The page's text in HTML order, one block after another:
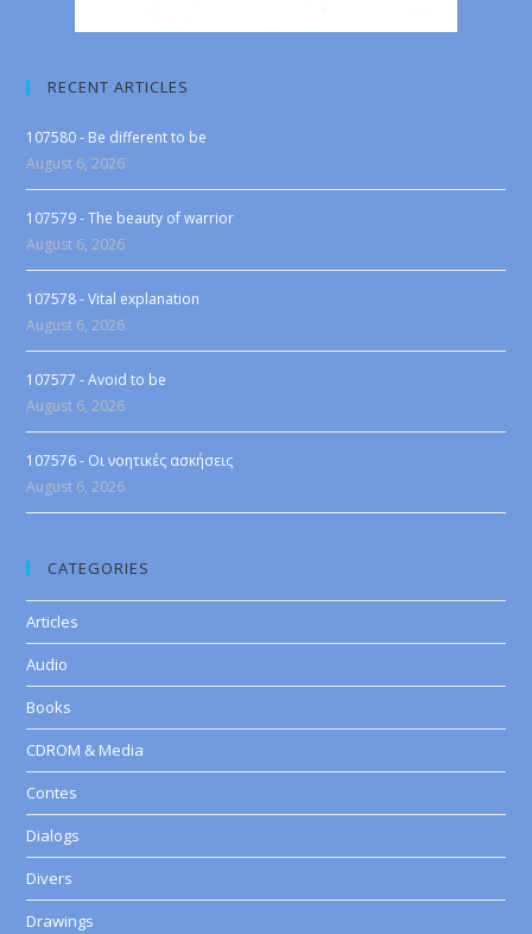
RECENT ARTICLES
107580 - Be different to be
August 6, 2026
107579 - The beauty of warrior
August 6, 2026
107578 - Vital explanation
August 6, 2026
107577 - Avoid to be
August 6, 2026
107576 - Οι νοητικές ασκήσεις
August 6, 2026
CATEGORIES
Articles
Audio
Books
CDROM & Media
Contes
Dialogs
Divers
Drawings